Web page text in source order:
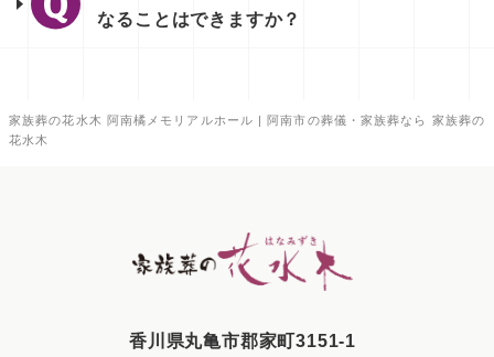
家族葬の花水木 阿南橘メモリアルホール | 阿南市の葬儀・家族葬なら 家族葬の
花水木
なることはできますか？
⾹川県丸⻲市郡家町3151-1